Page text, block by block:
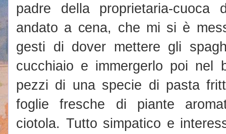
padre della proprietaria-
andato a cena, che mi si è
gesti di dover mettere gli
cucchiaio e immergerlo poi nel
pezzi di una specie di pasta
foglie fresche di piante
ciotola. Tutto simpatico e